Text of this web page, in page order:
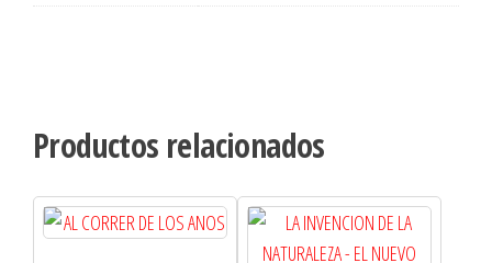
Productos relacionados